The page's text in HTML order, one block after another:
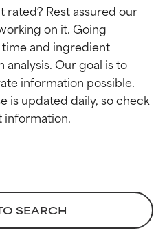
rated? Rest assured our
on it. Going
and ingredient
Our goal is to
information possible.
is updated daily, so check
SEARCH
de
con
para la piel. Su
de
con
para la piel. Su